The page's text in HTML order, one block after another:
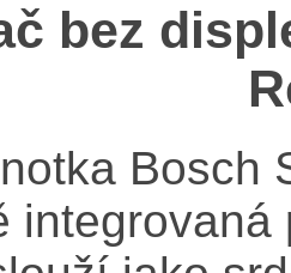
bez
Bosch